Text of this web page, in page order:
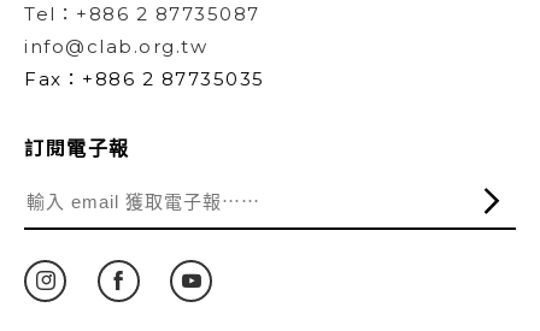
Tel：+886 2 87735087
info@clab.org.tw
Fax：+886 2 87735035
訂閱電子報